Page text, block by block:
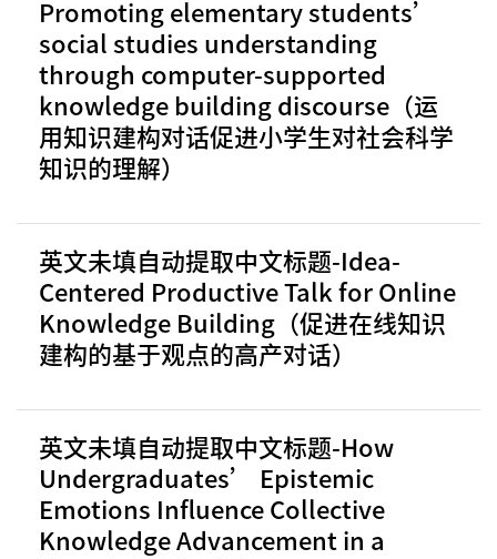
Promoting elementary students’
social studies understanding
through computer-supported
knowledge building discourse（运
用知识建构对话促进小学生对社会科学
知识的理解）
英文未填自动提取中文标题-Idea-
Centered Productive Talk for Online
Knowledge Building（促进在线知识
建构的基于观点的高产对话）
英文未填自动提取中文标题-How
Undergraduates’ Epistemic
Emotions Influence Collective
Knowledge Advancement in a